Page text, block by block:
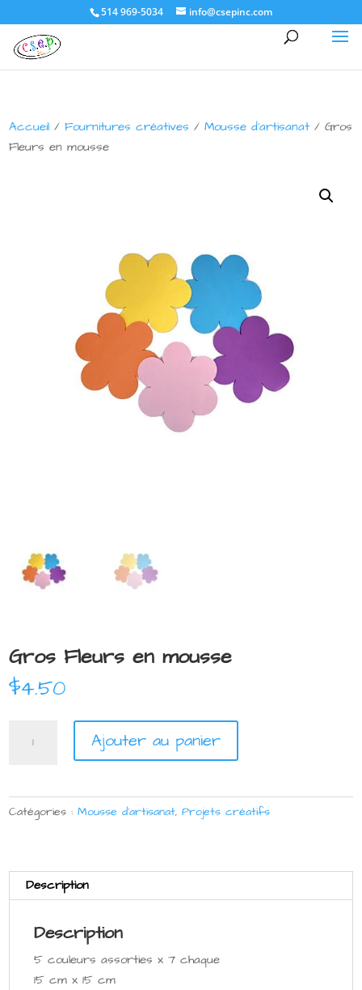
514 969-5034 info@csepinc.com
Accueil /Fournitures créatives /Mousse d'artisanat / Gros
Fleurs en mousse
Gros Fleurs en mousse
$4.50
en
Ajouter au panier
Catégories :Mousse d'artisanat,Projets créatifs
Description
Description
5 couleurs assorties x 7 chaque
15 cm x 15 cm